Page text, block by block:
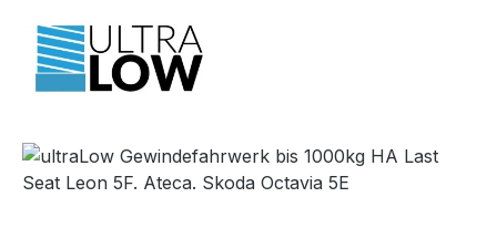
Bildergalerie überspringen